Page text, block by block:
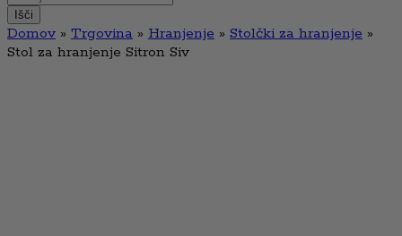
Išči
Domov » Trgovina » Hranjenje » Stolčki za hranjenje »
Stol za hranjenje Sitron Siv